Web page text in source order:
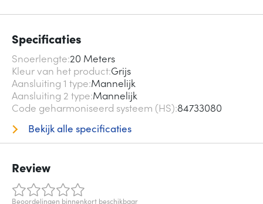
Specificaties
Snoerlengte 20 Meters
Kleur van het product Grijs
Aansluiting 1 type Mannelijk
Aansluiting 2 type Mannelijk
Code geharmoniseerd systeem (HS) 84733080
Bekijk alle specificaties
Review
Beoordelingen binnenkort beschikbaar